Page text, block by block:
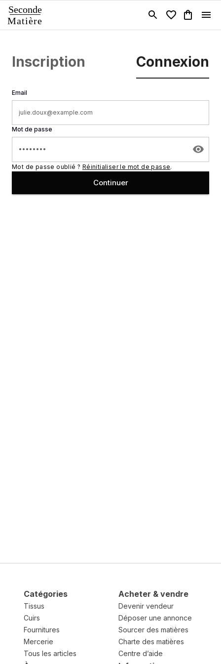
Seconde
Matière
Inscription Connexion
Email
Mot de passe
Mot de passe oublié ? Réinitialiser le mot de passe.
Continuer
Catégories
Tissus
Cuirs
Fournitures
Mercerie
Tous les articles
Acheter & vendre
Devenir vendeur
Déposer une annonce
Sourcer des matières
Charte des matières
Centre d’aide